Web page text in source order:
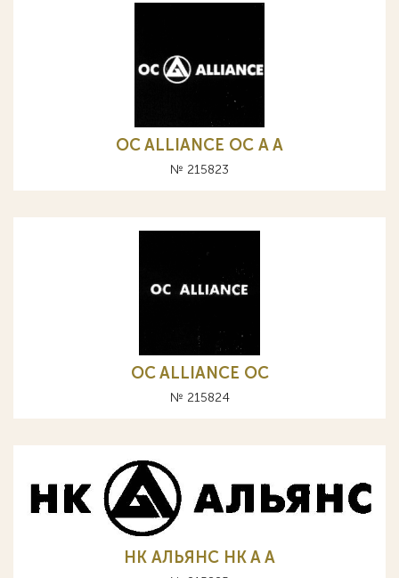
OC ALLIANCE ОС A А
№ 215823
OC ALLIANCE ОС
№ 215824
НК АЛЬЯНС HK A А